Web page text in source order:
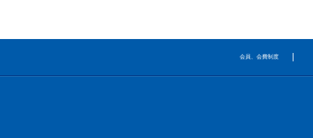
会員、会費制度